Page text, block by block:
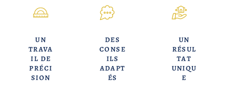
UN
TRAVA
IL DE
PRÉCI
SION
DES
CONSE
ILS
ADAPT
ÉS
UN
RÉSUL
TAT
UNIQU
E